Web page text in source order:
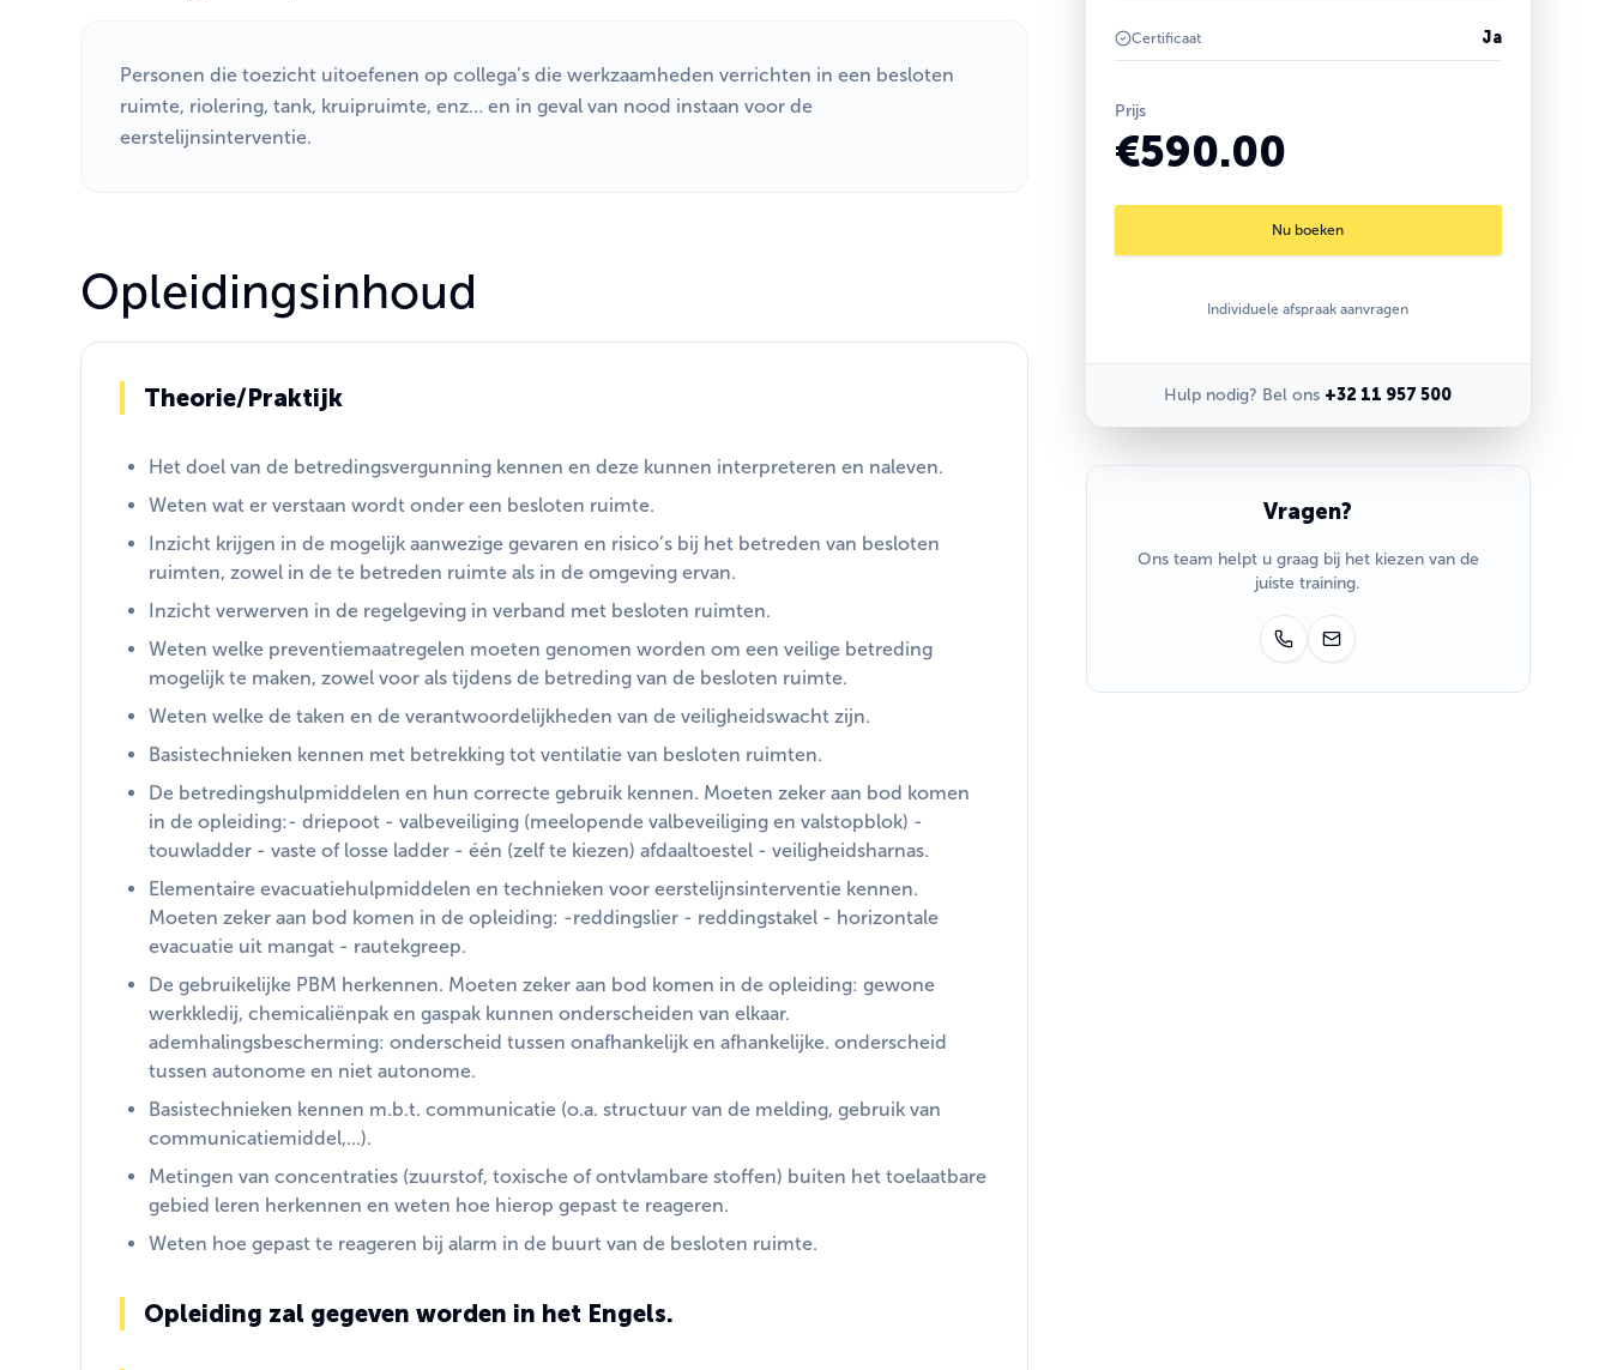
Personen die toezicht uitoefenen op collega’s die werkzaamheden verrichten in een besloten
ruimte, riolering, tank, kruipruimte, enz… en in geval van nood instaan voor de
eerstelijnsinterventie.
Opleidingsinhoud
Theorie/Praktijk
Het doel van de betredingsvergunning kennen en deze kunnen interpreteren en naleven.
Weten wat er verstaan wordt onder een besloten ruimte.
Inzicht krijgen in de mogelijk aanwezige gevaren en risico’s bij het betreden van besloten
ruimten, zowel in de te betreden ruimte als in de omgeving ervan.
Inzicht verwerven in de regelgeving in verband met besloten ruimten.
Weten welke preventiemaatregelen moeten genomen worden om een veilige betreding
mogelijk te maken, zowel voor als tijdens de betreding van de besloten ruimte.
Weten welke de taken en de verantwoordelijkheden van de veiligheidswacht zijn.
Basistechnieken kennen met betrekking tot ventilatie van besloten ruimten.
De betredingshulpmiddelen en hun correcte gebruik kennen. Moeten zeker aan bod komen
in de opleiding:- driepoot - valbeveiliging (meelopende valbeveiliging en valstopblok) -
touwladder - vaste of losse ladder - één (zelf te kiezen) afdaaltoestel - veiligheidsharnas.
Elementaire evacuatiehulpmiddelen en technieken voor eerstelijnsinterventie kennen.
Moeten zeker aan bod komen in de opleiding: -reddingslier - reddingstakel - horizontale
evacuatie uit mangat - rautekgreep.
De gebruikelijke PBM herkennen. Moeten zeker aan bod komen in de opleiding: gewone
werkkledij, chemicaliënpak en gaspak kunnen onderscheiden van elkaar.
ademhalingsbescherming: onderscheid tussen onafhankelijk en afhankelijke. onderscheid
tussen autonome en niet autonome.
Basistechnieken kennen m.b.t. communicatie (o.a. structuur van de melding, gebruik van
communicatiemiddel,...).
Metingen van concentraties (zuurstof, toxische of ontvlambare stoffen) buiten het toelaatbare
gebied leren herkennen en weten hoe hierop gepast te reageren.
Weten hoe gepast te reageren bij alarm in de buurt van de besloten ruimte.
Opleiding zal gegeven worden in het Engels.
Certificaat Ja
Prijs
€590.00
Nu boeken
Individuele afspraak aanvragen
Hulp nodig? Bel ons +32 11 957 500
Vragen?
Ons team helpt u graag bij het kiezen van de
juiste training.